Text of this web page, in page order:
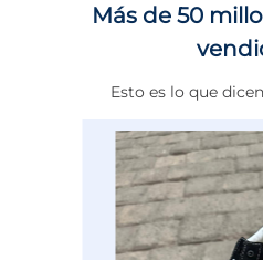
GéneroMás de 50
Esto es lo que